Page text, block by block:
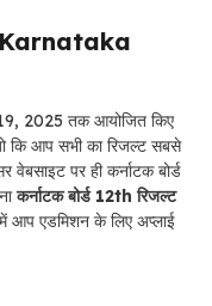
(Karnataka
2025 तक आयोजित किए
आप सभी का रिजल्ट सबसे
पर ही कर्नाटक बोर्ड
कर्नाटक बोर्ड 12th रिजल्ट
आप एडमिशन के लिए अप्लाई